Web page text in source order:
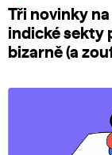
Tři novinky
indické sekty
bizarně (a